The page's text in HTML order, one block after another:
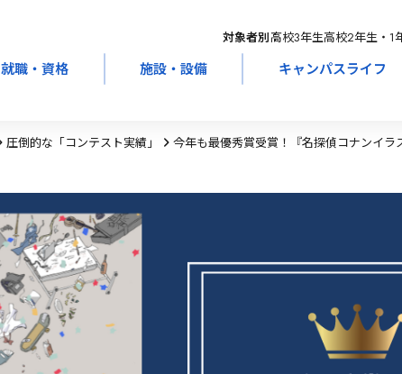
対象者別：高校3年生高校2年生・1
就職・資格 施設・設備 キャンパスライフ
圧倒的な「コンテスト実績」 今年も最優秀賞受賞！『名探偵コナンイ